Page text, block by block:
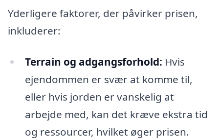
Yderligere faktorer, der påvirker prisen,
inkluderer:
Terrain og adgangsforhold: Hvis
ejendommen er svær at komme til,
eller hvis jorden er vanskelig at
arbejde med, kan det kræve ekstra tid
og ressourcer, hvilket øger prisen.